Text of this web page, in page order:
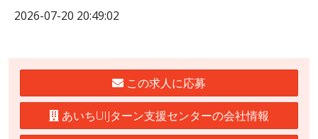
2026-07-20 20:49:02
この求人に応募
あいちUIJターン支援センターの会社情報